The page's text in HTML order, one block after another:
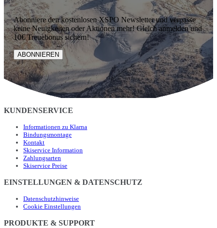
Abonniere den kostenlosen XSPO Newsletter und verpasse
keine Neuigkeiten oder Aktionen mehr! Gleich anmelden und
10€ Treuebonus sichern!
ABONNIEREN
KUNDENSERVICE
Informationen zu Klarna
Bindungsmontage
Kontakt
Skiservice Information
Zahlungsarten
Skiservice Preise
EINSTELLUNGEN & DATENSCHUTZ
Datenschutzhinweise
Cookie Einstellungen
PRODUKTE & SUPPORT